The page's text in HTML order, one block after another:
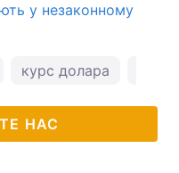
у незаконному
курс долара
НАС